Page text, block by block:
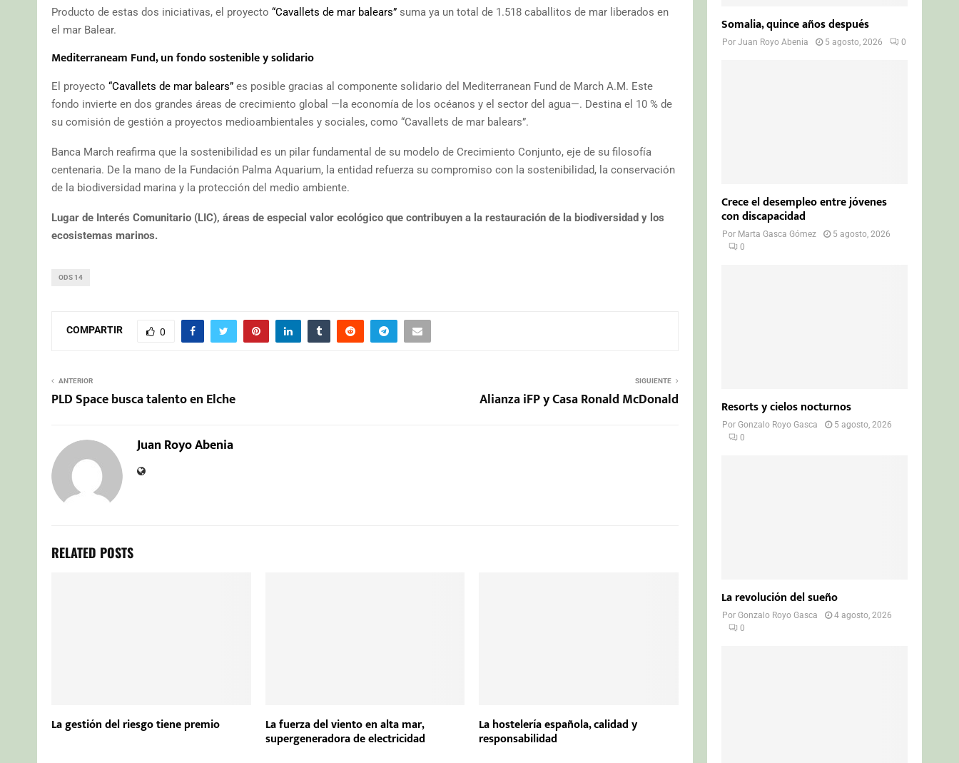
Producto de estas dos iniciativas, el proyecto “Cavallets de mar balears” suma ya un total de 1.518 caballitos de mar liberados en
el mar Balear.
Mediterraneam Fund, un fondo sostenible y solidario
El proyecto “Cavallets de mar balears” es posible gracias al componente solidario del Mediterranean Fund de March A.M. Este
fondo invierte en dos grandes áreas de crecimiento global —la economía de los océanos y el sector del agua—. Destina el 10 % de
su comisión de gestión a proyectos medioambientales y sociales, como “Cavallets de mar balears”.
Banca March reafirma que la sostenibilidad es un pilar fundamental de su modelo de Crecimiento Conjunto, eje de su filosofía
centenaria. De la mano de la Fundación Palma Aquarium, la entidad refuerza su compromiso con la sostenibilidad, la conservación
de la biodiversidad marina y la protección del medio ambiente.
Lugar de Interés Comunitario (LIC), áreas de especial valor ecológico que contribuyen a la restauración de la biodiversidad y los
ecosistemas marinos.
ODS 14
COMPARTIR 0
ANTERIOR
PLD Space busca talento en Elche
SIGUIENTE
Alianza iFP y Casa Ronald McDonald
Juan Royo Abenia
RELATED POSTS
La gestión del riesgo tiene premio La fuerza del viento en alta mar,
supergeneradora de electricidad
La hostelería española, calidad y
responsabilidad
Somalia, quince años después
PorJuan Royo Abenia 5 agosto, 2026 0
Crece el desempleo entre jóvenes
con discapacidad
Por Marta Gasca Gómez
5 agosto, 2026
0
Resorts y cielos nocturnos
PorGonzalo Royo Gasca
5 agosto, 2026
0
La revolución del sueño
PorGonzalo Royo Gasca
4 agosto, 2026
0